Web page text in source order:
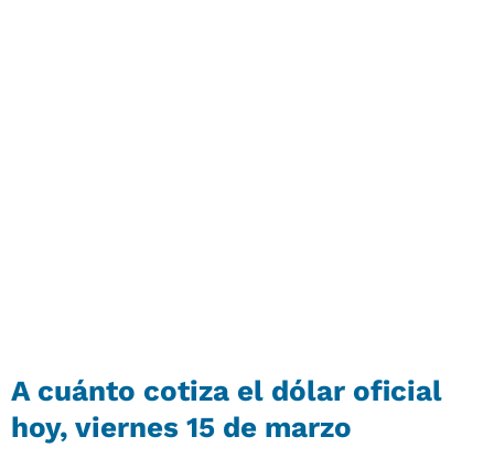
A cuánto cotiza el dólar oficial
hoy, viernes 15 de marzo